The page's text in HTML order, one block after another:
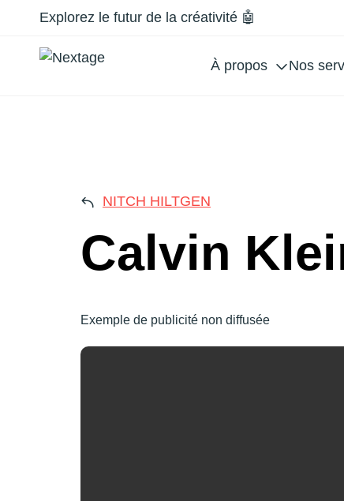
Explorez le futur de la créativité 🤖
À propos Nos
NITCH HILTGEN
Calvin
Exemple de publicité non diffusée